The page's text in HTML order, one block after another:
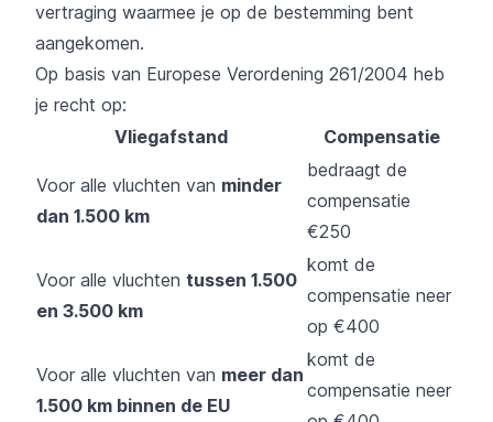
vertraging waarmee je op de bestemming bent
aangekomen.
Op basis van Europese Verordening 261/2004 heb
je recht op:
Vliegafstand
Compensatie
Voor alle vluchten van minder
dan 1.500 km
bedraagt de
compensatie
€250
Voor alle vluchten tussen 1.500
en 3.500 km
komt de
compensatie neer
op €400
Voor alle vluchten van meer dan
1.500 km binnen de EU
komt de
compensatie neer